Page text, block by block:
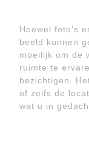
Hoewel foto’s
beeld kunnen
moeilijk om de
ruimte te
bezichtigen.
of zelfs de
wat u in